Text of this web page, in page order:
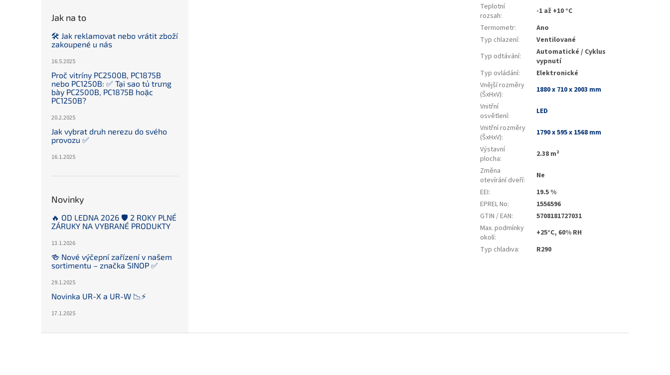
Jak na to
🛠️ Jak reklamovat nebo vrátit zboží
zakoupené u nás
16.5.2025
Proč vitríny PC2500B, PC1875B
nebo PC1250B: ✅ Tại sao tủ trưng
bày PC2500B, PC1875B hoặc
PC1250B?
20.2.2025
Jak vybrat druh nerezu do svého
provozu ✅
16.1.2025
Novinky
🔥 OD LEDNA 2026 🛡️ 2 ROKY PLNÉ
ZÁRUKY NA VYBRANÉ PRODUKTY
13.1.2026
🍻 Nové výčepní zařízení v našem
sortimentu – značka SINOP ✅
29.1.2025
Novinka UR-X a UR-W 📉⚡️
17.1.2025
Teplotní
rozsah:
-1 až +10 °C
Termometr:
Ano
Typ chlazení:
Ventilované
Typ odtávání:
Automatické / Cyklus
vypnutí
Typ ovládání:
Elektronické
Vnější rozměry
(ŠxHxV):
1880 x 710 x 2003 mm
Vnitřní
osvětlení:
LED
Vnitřní rozměry
(ŠxHxV):
1790 x 595 x 1568 mm
Výstavní
plocha:
2.38 m²
Změna
otevírání dveří:
Ne
EEI:
19.5 %
EPREL No:
1556596
GTIN / EAN:
5708181727031
Max. podmínky
okolí:
+25°C, 60% RH
Typ chladiva: R290